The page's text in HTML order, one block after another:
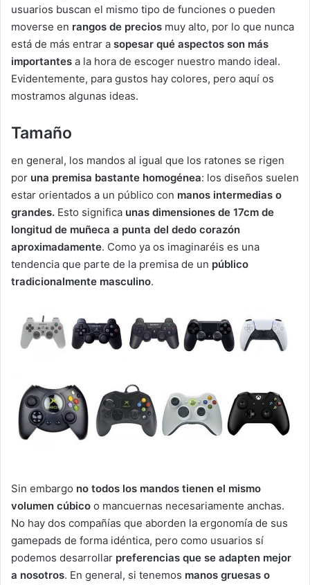
usuarios buscan el mismo tipo de funciones o pueden
moverse en rangos de precios muy alto, por lo que nunca
está de más entrar a sopesar qué aspectos son más
importantes a la hora de escoger nuestro mando ideal.
Evidentemente, para gustos hay colores, pero aquí os
mostramos algunas ideas.
Tamaño
en general, los mandos al igual que los ratones se rigen
por una premisa bastante homogénea: los diseños suelen
estar orientados a un público con manos intermedias o
grandes. Esto significa unas dimensiones de 17cm de
longitud de muñeca a punta del dedo corazón
aproximadamente. Como ya os imaginaréis es una
tendencia que parte de la premisa de un público
tradicionalmente masculino.
Sin embargo no todos los mandos tienen el mismo
volumen cúbico o mancuernas necesariamente anchas.
No hay dos compañías que aborden la ergonomía de sus
gamepads de forma idéntica, pero como usuarios sí
podemos desarrollar preferencias que se adapten mejor
a nosotros. En general, si tenemos manos gruesas o